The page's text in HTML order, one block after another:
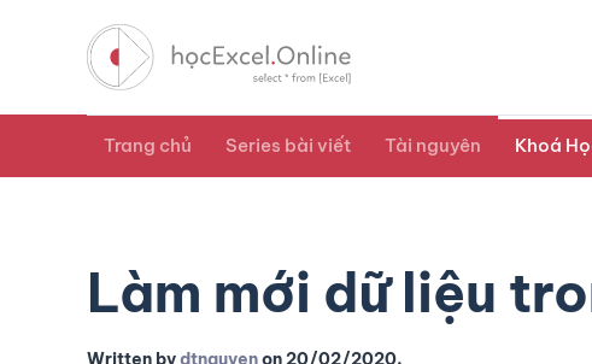
Trang chủ Series bài viết Tài nguyên Khoá
Làm mới dữ liệu
Written bydtnguyenon20/02/2020.